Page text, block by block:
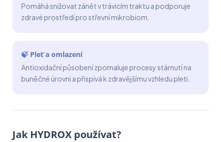
Pomáhá snižovat zánět v trávicím traktu a podporuje
zdravé prostředí pro střevní mikrobiom.
🍃 Pleť a omlazení
Antioxidační působení zpomaluje procesy stárnutí na
buněčné úrovni a přispívá k zdravějšímu vzhledu pleti.
Jak HYDROX používat?